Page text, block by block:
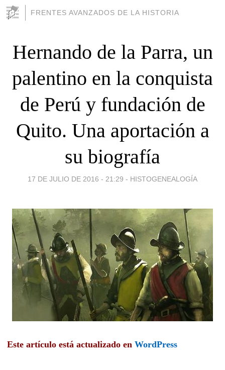
FRENTES AVANZADOS DE LA HISTORIA
Hernando de la Parra, un
palentino en la conquista
de Perú y fundación de
Quito. Una aportación a
su biografía
17 DE JULIO DE 2016 - 21:29 - HISTOGENEALOGÍA
Este artículo está actualizado en WordPress